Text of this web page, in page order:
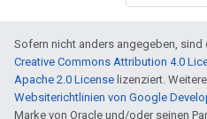
Sofern nicht anders angegeben, sind
Creative Commons Attribution 4.0
Apache 2.0 License lizenziert.
Websiterichtlinien von Google
Marke von Oracle und/oder seinen